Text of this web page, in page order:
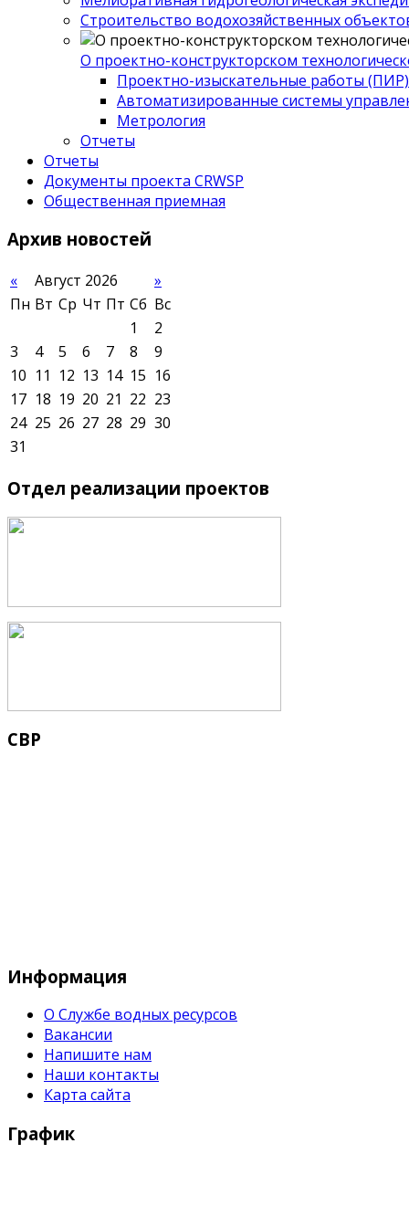
Строительство водохозяйственных
О проектно-конструкторском
Проектно-изыскательные работы (ПИР)
Автоматизированные системы
Метрология
Отчеты
Отчеты
Документы проекта CRWSP
Общественная приемная
Архив новостей
« Август 2026
»
Пн Вт Ср Чт Пт Сб Вс
1
2
3
4 5 6 7 8
9
10 11 12 13 14 15 16
17 18 19 20 21 22 23
24 25 26 27 28 29 30
31
Отдел реализации проектов
СВР
Информация
О Службе водных ресурсов
Вакансии
Напишите нам
Наши контакты
Карта сайта
График